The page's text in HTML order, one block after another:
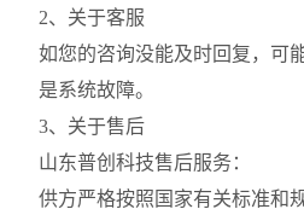
2、关于客服
如您的咨询没能及时回复，可
是系统故障。
3、关于售后
山东普创科技售后服务：
供方严格按照国家有关标准和